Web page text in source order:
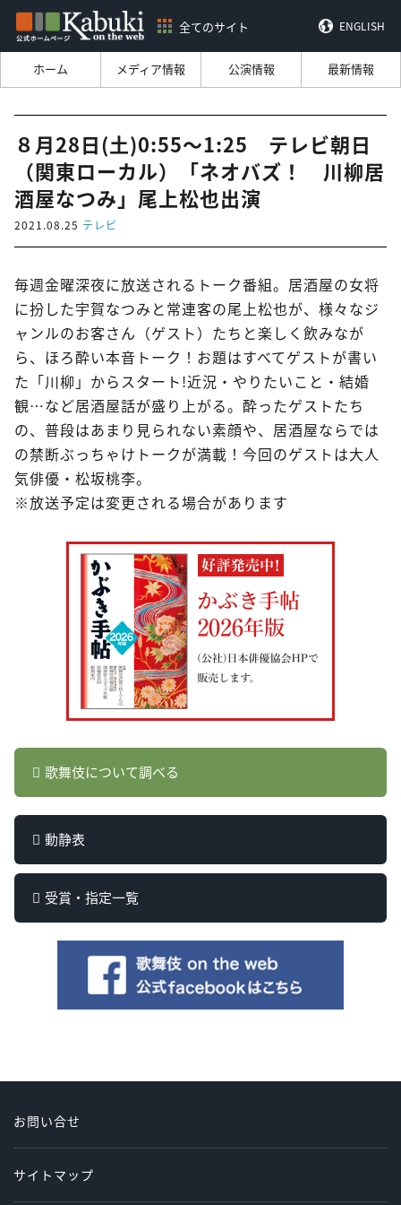
全てのサイト ENGLISH
ホーム メディア情報 公演情報 最新情報
８月28日(土)0:55～1:25 テレビ朝日
（関東ローカル）「ネオバズ！ 川柳居
酒屋なつみ」尾上松也出演
2021.08.25 テレビ
毎週金曜深夜に放送されるトーク番組。居酒屋の女将
に扮した宇賀なつみと常連客の尾上松也が、様々なジ
ャンルのお客さん（ゲスト）たちと楽しく飲みなが
ら、ほろ酔い本音トーク！お題はすべてゲストが書い
た「川柳」からスタート!近況・やりたいこと・結婚
観…など居酒屋話が盛り上がる。酔ったゲストたち
の、普段はあまり見られない素顔や、居酒屋ならでは
の禁断ぶっちゃけトークが満載！今回のゲストは大人
気俳優・松坂桃李。
※放送予定は変更される場合があります
歌舞伎について調べる
動静表
受賞・指定一覧
お問い合せ
サイトマップ